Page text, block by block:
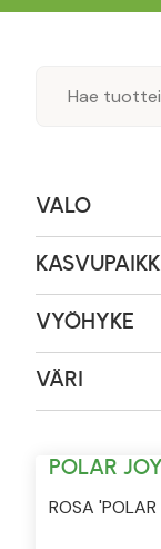
VALO
VYÖHYKE
VÄRI
POLAR
ROSA